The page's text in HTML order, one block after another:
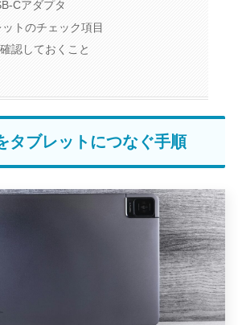
Cアダプタ
トのチェック項目
認しておくこと
タブレットにつなぐ手順